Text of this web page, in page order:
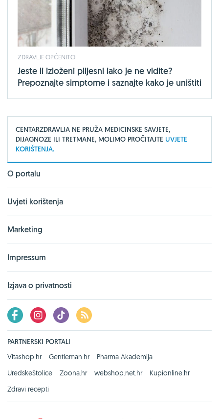
ZDRAVLJE OPĆENITO
Jeste li izloženi plijesni iako je ne vidite?
Prepoznajte simptome i saznajte kako je uništiti
CENTARZDRAVLJA NE PRUŽA MEDICINSKE SAVJETE,
DIJAGNOZE ILI TRETMANE, MOLIMO PROČITAJTE UVJETE
KORIŠTENJA.
O portalu
Uvjeti korištenja
Marketing
Impressum
Izjava o privatnosti
PARTNERSKI PORTALI
Vitashop.hr
Gentleman.hr
Pharma Akademija
UredskeStolice
Zoona.hr webshop.net.hr
Kupionline.hr
Zdravi recepti